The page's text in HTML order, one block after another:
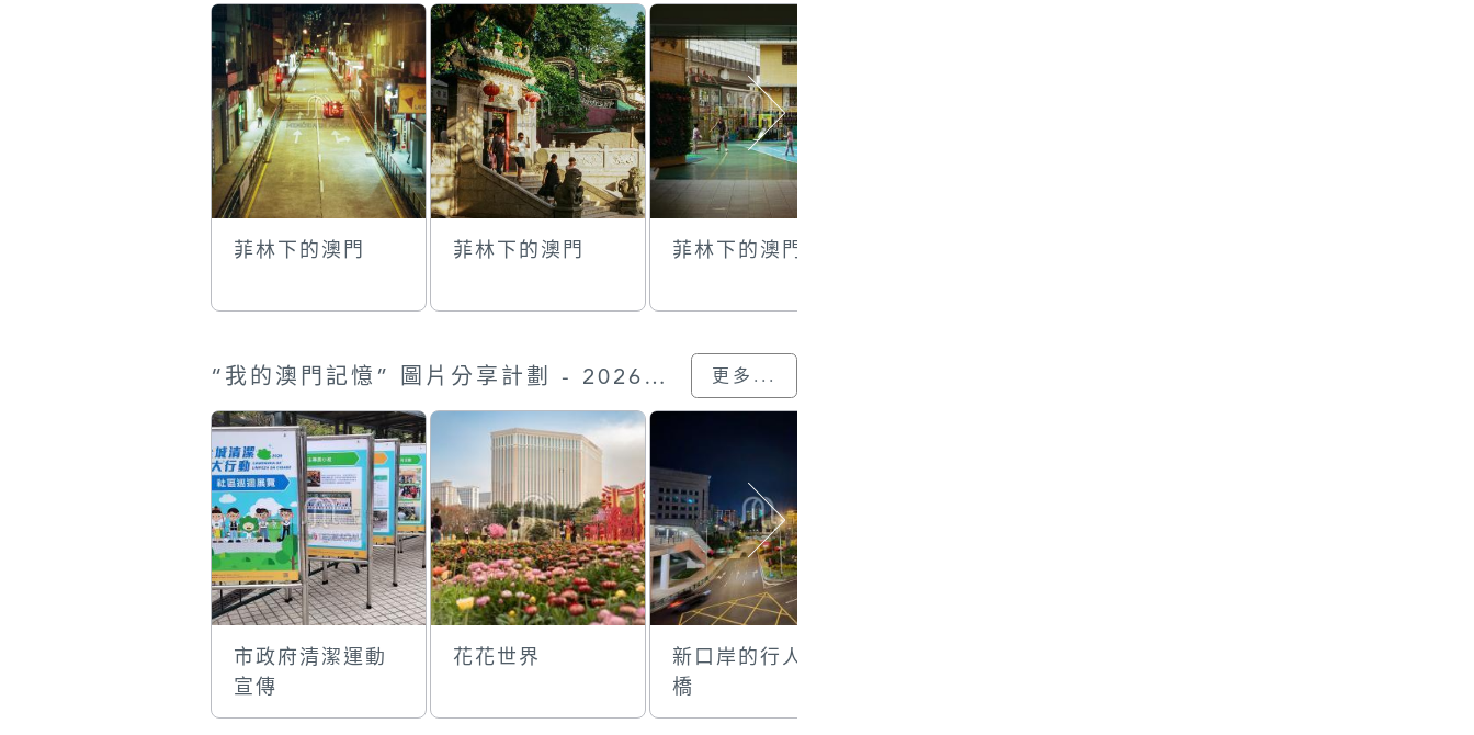
菲林下的澳門 菲林下的澳門 菲林下的澳門
“我的澳門記憶” 圖片分享計劃 - 2026的參與作品 更多...
市政府清潔運動
宣傳
花花世界
新口岸的行人天
橋